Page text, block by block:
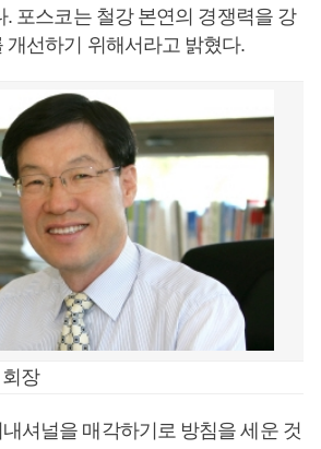
. 포스코는 철강 본연의 경쟁력을 강
개선하기 위해서라고 밝혔다.
장
셔널을 매각하기로 방침을 세운 것